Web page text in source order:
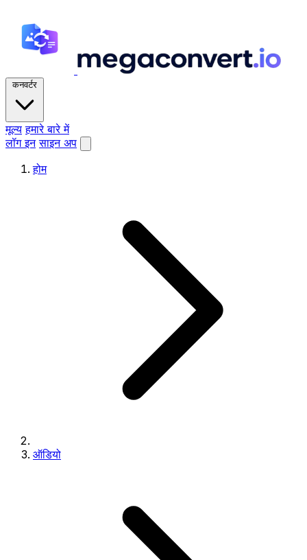
कनवर्टर
मूल्य हमारे बारे में
लॉग इन साइन अप
होम
ऑडियो